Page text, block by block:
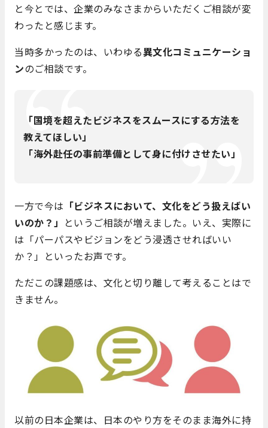
と今とでは、企業のみなさまからいただくご相談が変
わったと感じます。
当時多かったのは、いわゆる異文化コミュニケーショ
ンのご相談です。
「国境を超えたビジネスをスムースにする方法を
教えてほしい」
「海外赴任の事前準備として身に付けさせたい」
一方で今は 「ビジネスにおいて、文化をどう扱えばい
いのか？」 というご相談が増えました。いえ、実際に
は「パーパスやビジョンをどう浸透させればいい
か？」といったお声です。
ただこの課題感は、文化と切り離して考えることはで
きません。
以前の日本企業は、日本のやり方をそのまま海外に持